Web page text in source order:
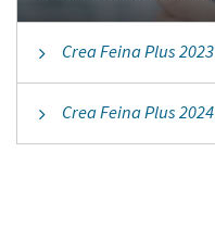
Crea Feina Plus 2023
Crea Feina Plus 2024